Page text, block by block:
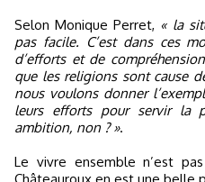
Selon Monique Perret, « la
pas facile. C’est dans ces
d’efforts et de
que les religions sont cause
nous voulons donner
leurs efforts pour servir la
ambition, non ? ».
Le vivre ensemble n’est